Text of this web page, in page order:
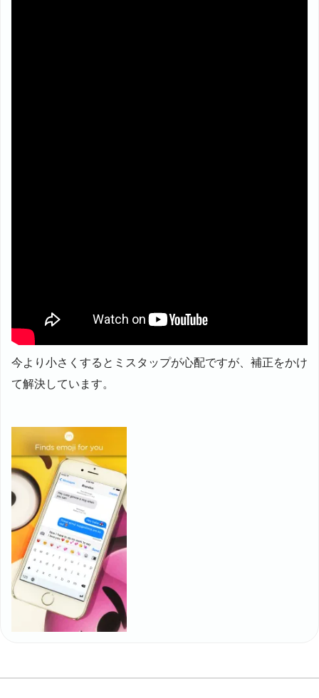
今より小さくするとミスタップが心配ですが、補正をかけ
て解決しています。